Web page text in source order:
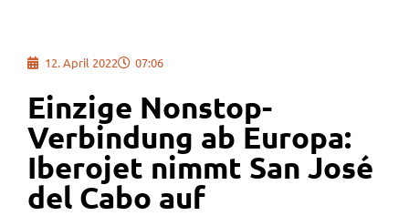
12. April 2022 07:06
Einzige Nonstop-
Verbindung ab Europa:
Iberojet nimmt San José
del Cabo auf